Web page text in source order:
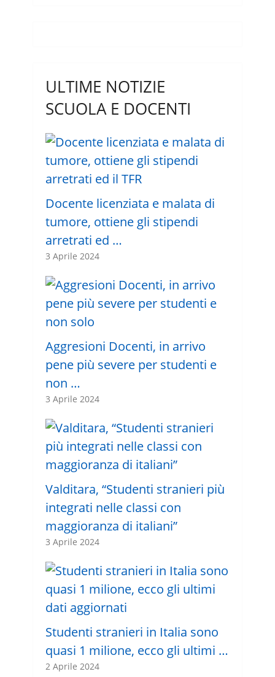
ULTIME NOTIZIE
SCUOLA E DOCENTI
Docente licenziata e malata di
tumore, ottiene gli stipendi
arretrati ed …
3 Aprile 2024
Aggresioni Docenti, in arrivo
pene più severe per studenti e
non …
3 Aprile 2024
Valditara, “Studenti stranieri più
integrati nelle classi con
maggioranza di italiani”
3 Aprile 2024
Studenti stranieri in Italia sono
quasi 1 milione, ecco gli ultimi …
2 Aprile 2024